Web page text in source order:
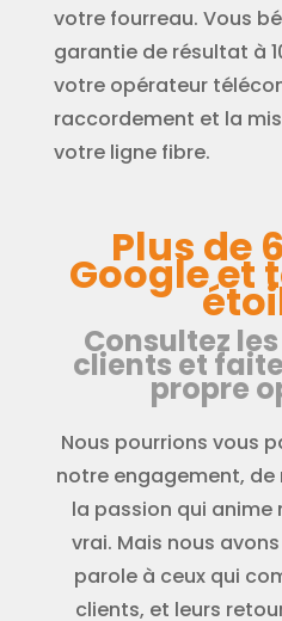
votre fourreau. Vous
garantie de résultat à
votre opérateur
raccordement et la
votre ligne fibre.
Plus de
Google et
Consultez
clients et
propre
Nous pourrions vous
notre engagement,
la passion qui anime
vrai. Mais nous
parole à ceux qui
clients, et leurs